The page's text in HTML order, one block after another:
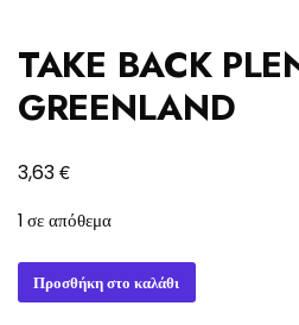
TAKE BACK
GREENLAND
3,63€
1 σε απόθεμα
TAKE
BACK
Προσθήκη στο καλάθι